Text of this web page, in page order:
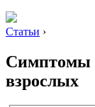
Статьи ›
Симптомы
взрослых